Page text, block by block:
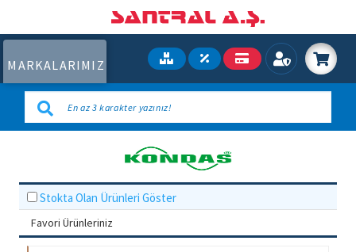
MARKALARIMIZ
Stokta Olan Ürünleri Göster
Favori Ürünleriniz